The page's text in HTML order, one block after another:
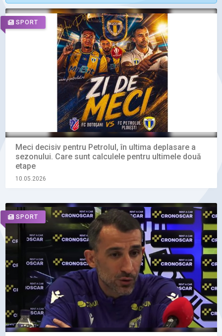
SPORT
Meci decisiv pentru Petrolul, în ultima deplasare a
sezonului. Care sunt calculele pentru ultimele două
etape
10.05.2026
SPORT